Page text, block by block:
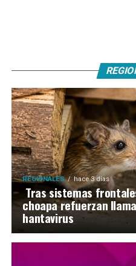
REGIONALES hace 3 días
Tras sistemas
choapa refuerzan
hantavirus